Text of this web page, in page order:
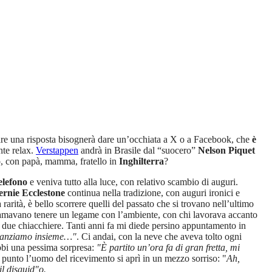
risposta bisognerà dare un’occhiata a X o a Facebook, che è
relax. Verstappen andrà in Brasile dal “suocero” Nelson Piquet
con papà, mamma, fratello in Inghilterra?
e veniva tutto alla luce, con relativo scambio di auguri.
Ecclestone continua nella tradizione, con auguri ironici e
è bello scorrere quelli del passato che si trovano nell’ultimo
tenere un legame con l’ambiente, con chi lavorava accanto
chiacchiere. Tanti anni fa mi diede persino appuntamento in
insieme…". Ci andai, con la neve che aveva tolto ogni
una pessima sorpresa: "È partito un’ora fa di gran fretta, mi
l’uomo del ricevimento si aprì in un mezzo sorriso: "Ah,
disguid"o.